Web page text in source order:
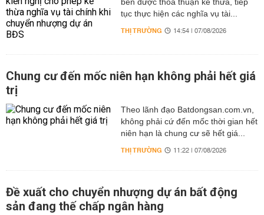
tục thực hiện các nghĩa vụ tài...
THỊ TRƯỜNG 14:54 | 07/08/2026
Chung cư đến mốc niên hạn không phải hết giá
trị
Theo lãnh đạo Batdongsan.com.vn,
không phải cứ đến mốc thời gian hết
niên hạn là chung cư sẽ hết giá...
THỊ TRƯỜNG 11:22 | 07/08/2026
Đề xuất cho chuyển nhượng dự án bất động
sản đang thế chấp ngân hàng